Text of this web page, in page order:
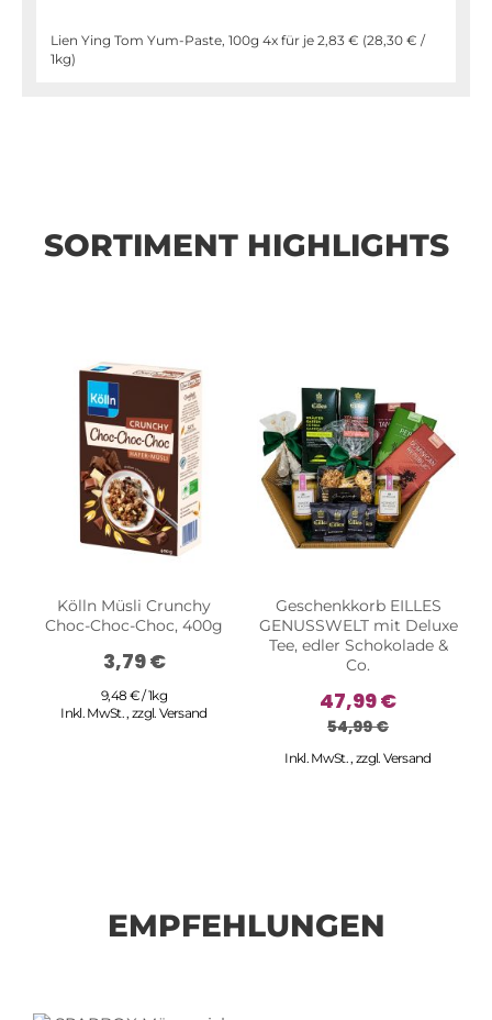
Lien Ying Tom Yum-Paste, 100g 4x für je 2,83 € (28,30 € /
1kg)
SORTIMENT HIGHLIGHTS
Kölln Müsli Crunchy
Choc-Choc-Choc, 400g
3,79 €
9,48 € / 1kg
Inkl. MwSt.,zzgl.Versand
Geschenkkorb EILLES
GENUSSWELT mit Deluxe
Tee, edler Schokolade &
Co.
47,99 €
54,99 €
Inkl. MwSt.,zzgl.Versand
EMPFEHLUNGEN